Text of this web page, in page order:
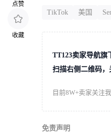
点赞
收藏
TikTok 美国
TT123卖家导航旗
扫描右侧二维码
目前8W+卖家关注
免责声明